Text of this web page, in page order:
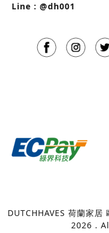
Line : @dh001
DUTCHHAVES 荷蘭家
2026 .